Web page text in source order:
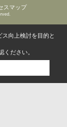
スマップ
向上検討を目的と
ください。